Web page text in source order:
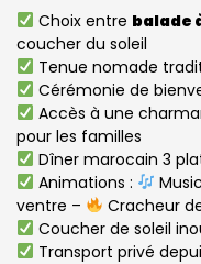
Choix entre balade
coucher du soleil
Tenue nomade
Cérémonie de
Accès à une
pour les familles
Dîner marocain 3
Animations :
ventre –
Cracheur
Coucher de soleil
Transport privé